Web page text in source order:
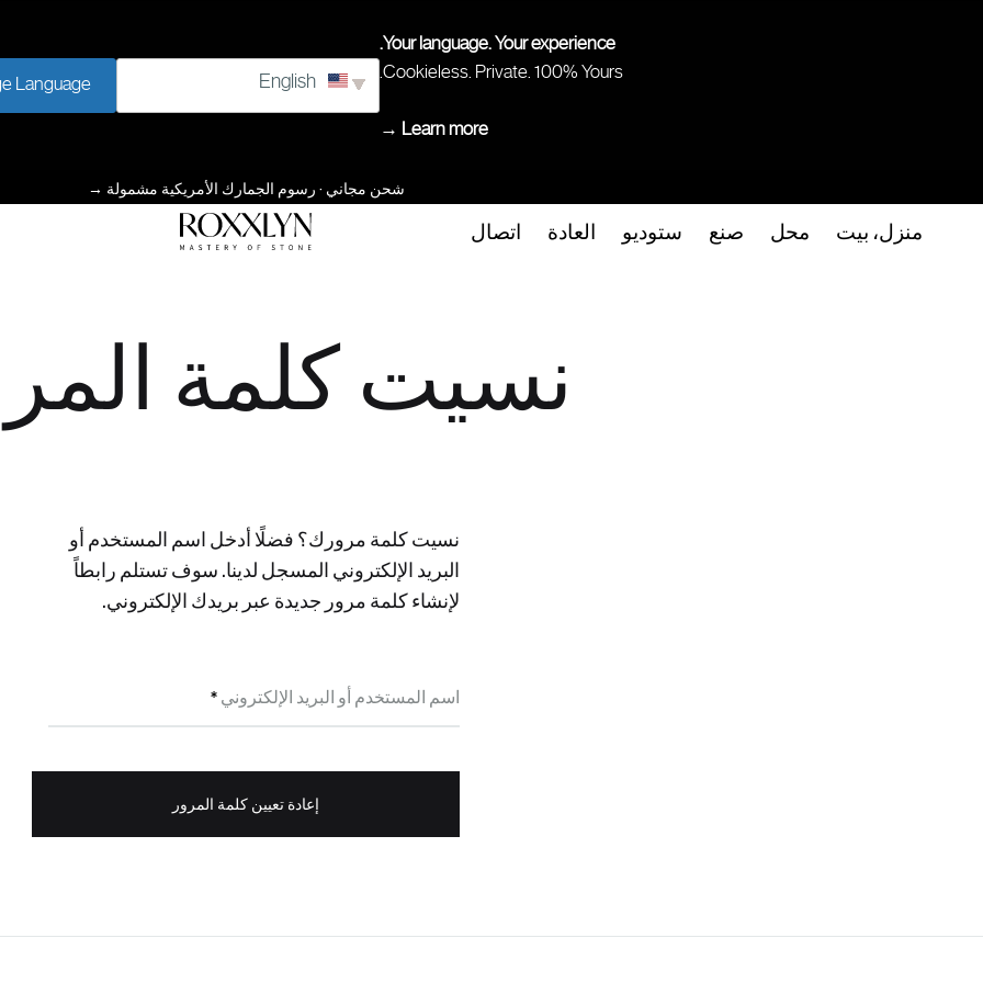
Your language. Your experience.
Cookieless. Private. 100% Yours.
Learn more →
English
Language
شحن مجاني · رسوم الجمارك الأمريكية مشمولة →
منزل، بيت محل صنع ستوديو العادة اتصال
نسيت كلمة
نسيت كلمة مرورك؟ فضلًا أدخل اسم المستخدم أو
البريد الإلكتروني المسجل لدينا. سوف تستلم رابطاً
لإنشاء كلمة مرور جديدة عبر بريدك الإلكتروني.
اسم المستخدم أو البريد الإلكتروني*مطلوبة
إعادة تعيين كلمة المرور